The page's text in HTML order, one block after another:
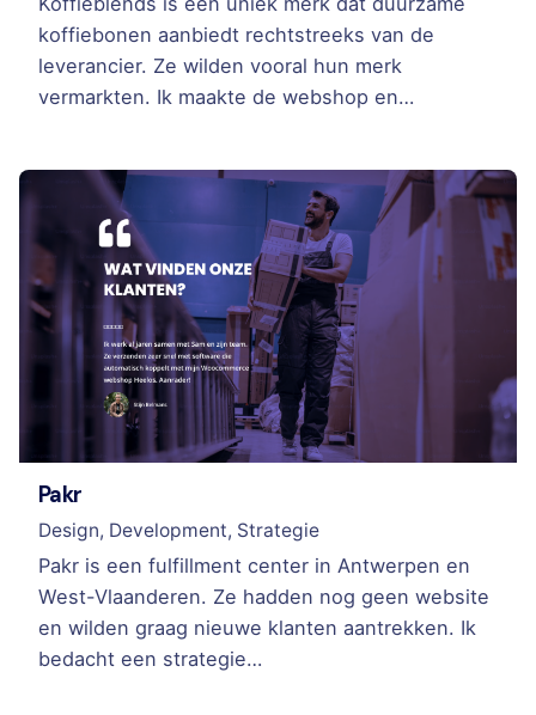
koffiebonen aanbiedt rechtstreeks van de
leverancier. Ze wilden vooral hun merk
vermarkten. Ik maakte de webshop en…
Pakr
Design Development Strategie
Pakr is een fulfillment center in Antwerpen en
West-Vlaanderen. Ze hadden nog geen website
en wilden graag nieuwe klanten aantrekken. Ik
bedacht een strategie…